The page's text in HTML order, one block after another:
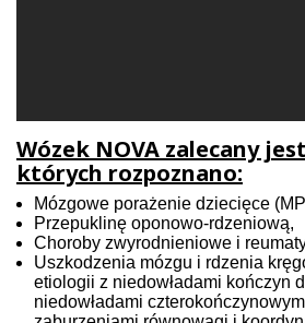
Wózek NOVA zalecany
których rozpoznano:
Mózgowe porażenie dziecięce
Przepuklinę oponowo-rdzeniową,
Choroby zwyrodnieniowe i
Uszkodzenia mózgu i rdzenia
etiologii z niedowładami kończyn
niedowładami